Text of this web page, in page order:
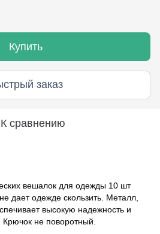
Купить
заказ
К сравнению
вешалок для одежды 10 шт
дает одежде скользить. Металл,
высокую надежность и
не поворотный.